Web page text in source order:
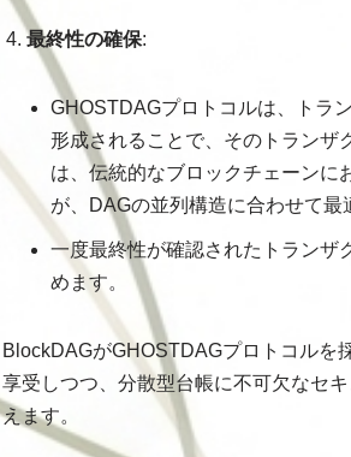
最終性の確保:
GHOSTDAGプロトコルは、トラ
形成されることで、そのトランザ
は、伝統的なブロックチェーンに
が、DAGの並列構造に合わせて最
一度最終性が確認されたトランザ
めます。
BlockDAGがGHOSTDAGプロトコルを
享受しつつ、分散型台帳に不可欠なセ
えます。